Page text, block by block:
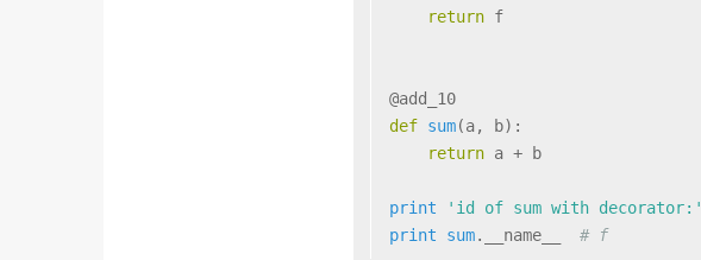
return f
@add_10
def sum(a, b):
return a + b
print 'id of sum with decorator:'
print
sum.__name__ # f